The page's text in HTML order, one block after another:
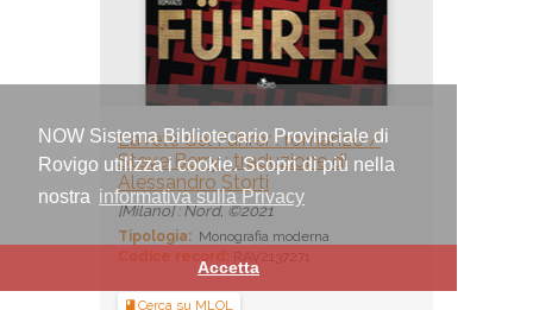
NOW Sistema Bibliotecario Provinciale di
Rovigo utilizza i cookie. Scopri di più nella
nostra informativa sulla Privacy
Accetta
La rete del Führer : romanzo /
Steve Berry ; traduzione di
Alessandro Storti
[Milano] : Nord, ©2021
Tipologia: Monografia moderna
Codice record:
Cerca su MLOL